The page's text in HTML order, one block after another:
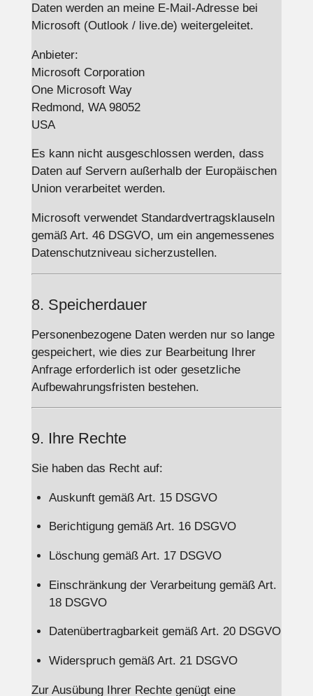
Daten werden an meine E-Mail-Adresse bei
Microsoft (Outlook / live.de) weitergeleitet.
Anbieter:
Microsoft Corporation
One Microsoft Way
Redmond, WA 98052
USA
Es kann nicht ausgeschlossen werden, dass
Daten auf Servern außerhalb der Europäischen
Union verarbeitet werden.
Microsoft verwendet Standardvertragsklauseln
gemäß Art. 46 DSGVO, um ein angemessenes
Datenschutzniveau sicherzustellen.
8. Speicherdauer
Personenbezogene Daten werden nur so lange
gespeichert, wie dies zur Bearbeitung Ihrer
Anfrage erforderlich ist oder gesetzliche
Aufbewahrungsfristen bestehen.
9. Ihre Rechte
Sie haben das Recht auf:
Auskunft gemäß Art. 15 DSGVO
Berichtigung gemäß Art. 16 DSGVO
Löschung gemäß Art. 17 DSGVO
Einschränkung der Verarbeitung gemäß Art.
18 DSGVO
Datenübertragbarkeit gemäß Art. 20 DSGVO
Widerspruch gemäß Art. 21 DSGVO
Zur Ausübung Ihrer Rechte genügt eine